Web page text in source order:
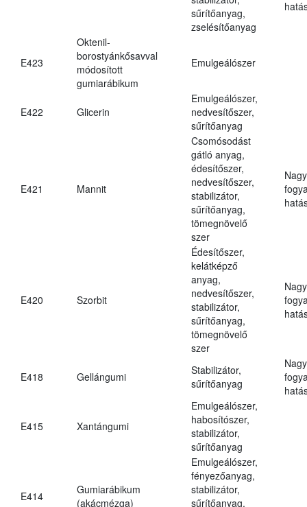
sűrítőanyag,
zselésítőanyag
E423
Oktenil-
borostyánkősavval
módosított
gumiarábikum
Emulgeálószer
E422 Glicerin
Emulgeálószer,
nedvesítőszer,
sűrítőanyag
E421 Mannit
Csomósodást
gátló anyag,
édesítőszer,
nedvesítőszer,
stabilizátor,
sűrítőanyag,
tömegnövelő
szer
E420 Szorbit
Édesítőszer,
kelátképző
anyag,
nedvesítőszer,
stabilizátor,
sűrítőanyag,
tömegnövelő
szer
E418 Gellángumi
Stabilizátor,
sűrítőanyag
E415 Xantángumi
Emulgeálószer,
habosítószer,
stabilizátor,
sűrítőanyag
E414
Gumiarábikum
(akácmézga)
Emulgeálószer,
fényezőanyag,
stabilizátor,
sűrítőanyag,